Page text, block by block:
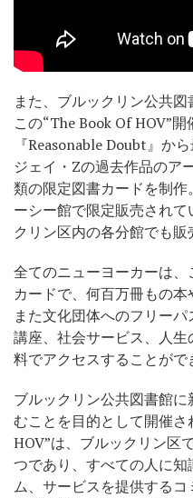
また、ブルックリン公共図
この“The Book Of HOV”
『Reasonable Doubt』か
ジェイ・Zの過去作品のア
類の限定図書カードを制
ーシー館で限定販売され
クリン区内の各分館でも販
全てのニューヨーカーは
カードで、何百万冊もの本
また文化団体へのフリー
講座、社会サービス、人
料でアクセスすることがで
ブルックリン公共図書館
むことを目的として開催
HOV”は、ブルックリン区
つであり、すべての人に
ム、サービスを提供する